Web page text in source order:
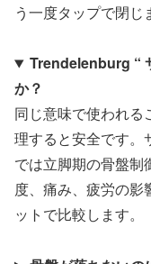
う一度タップで閉じ
Trendelenburg “
か？
同じ意味で使われる
理すると安全です。
では立脚期の骨盤制
度、痛み、疲労の影
ットで比較します。